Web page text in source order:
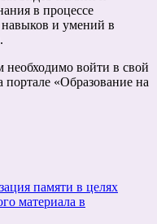
в процессе
и умений в
необходимо войти в свой
портале «Образование на
памяти в целях
материала в